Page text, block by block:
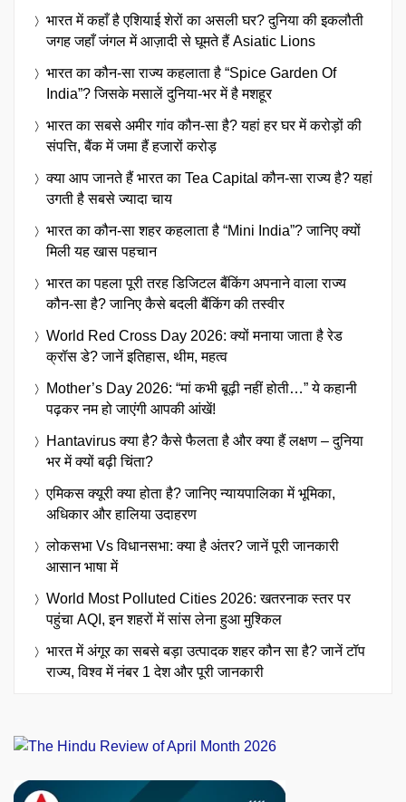
भारत में कहाँ है एशियाई शेरों का असली घर? दुनिया की इकलौती
जगह जहाँ जंगल में आज़ादी से घूमते हैं Asiatic Lions
भारत का कौन-सा राज्य कहलाता है “Spice Garden Of
India”? जिसके मसालें दुनिया-भर में है मशहूर
भारत का सबसे अमीर गांव कौन-सा है? यहां हर घर में करोड़ों की
संपत्ति, बैंक में जमा हैं हजारों करोड़
क्या आप जानते हैं भारत का Tea Capital कौन-सा राज्य है? यहां
उगती है सबसे ज्यादा चाय
भारत का कौन-सा शहर कहलाता है “Mini India”? जानिए क्यों
मिली यह खास पहचान
भारत का पहला पूरी तरह डिजिटल बैंकिंग अपनाने वाला राज्य
कौन-सा है? जानिए कैसे बदली बैंकिंग की तस्वीर
World Red Cross Day 2026: क्यों मनाया जाता है रेड
क्रॉस डे? जानें इतिहास, थीम, महत्व
Mother’s Day 2026: “मां कभी बूढ़ी नहीं होती…” ये कहानी
पढ़कर नम हो जाएंगी आपकी आंखें!
Hantavirus क्या है? कैसे फैलता है और क्या हैं लक्षण – दुनिया
भर में क्यों बढ़ी चिंता?
एमिकस क्यूरी क्या होता है? जानिए न्यायपालिका में भूमिका,
अधिकार और हालिया उदाहरण
लोकसभा Vs विधानसभा: क्या है अंतर? जानें पूरी जानकारी
आसान भाषा में
World Most Polluted Cities 2026: खतरनाक स्तर पर
पहुंचा AQI, इन शहरों में सांस लेना हुआ मुश्किल
भारत में अंगूर का सबसे बड़ा उत्पादक शहर कौन सा है? जानें टॉप
राज्य, विश्व में नंबर 1 देश और पूरी जानकारी